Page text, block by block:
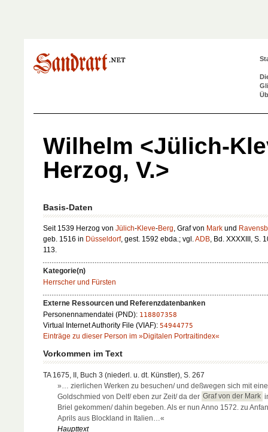
Wilhelm <Jülich-
Herzog, V.>
Basis-Daten
Seit 1539 Herzog von Jülich-Kleve-Berg, Graf von Mark und
geb. 1516 in Düsseldorf, gest. 1592 ebda.; vgl.ADB, Bd. XXXXIII, S.
113.
Kategorie(n)
Herrscher und Fürsten
Externe Ressourcen und Referenzdatenbanken
Personennamendatei (PND): 118807358
Virtual Internet Authority File (VIAF): 54944775
Einträge zu dieser Person im »Digitalen Portraitindex«
Vorkommen im Text
TA 1675, II, Buch 3 (niederl. u. dt. Künstler), S. 267
»… zierlichen Werken zu besuchen/ und deßwegen sich mit
Goldschmied von Delf/ eben zur Zeit/ da der Graf von der Mark
Briel gekommen/ dahin begeben. Als er nun Anno 1572. zu
Aprils aus Blockland in Italien…«
Haupttext